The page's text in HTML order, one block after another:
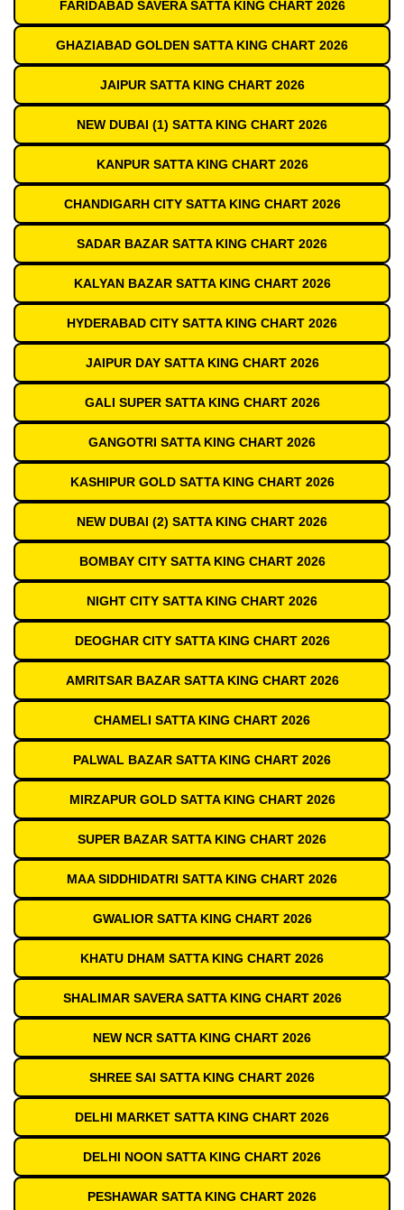
FARIDABAD SAVERA SATTA KING CHART 2026
GHAZIABAD GOLDEN SATTA KING CHART 2026
JAIPUR SATTA KING CHART 2026
NEW DUBAI (1) SATTA KING CHART 2026
KANPUR SATTA KING CHART 2026
CHANDIGARH CITY SATTA KING CHART 2026
SADAR BAZAR SATTA KING CHART 2026
KALYAN BAZAR SATTA KING CHART 2026
HYDERABAD CITY SATTA KING CHART 2026
JAIPUR DAY SATTA KING CHART 2026
GALI SUPER SATTA KING CHART 2026
GANGOTRI SATTA KING CHART 2026
KASHIPUR GOLD SATTA KING CHART 2026
NEW DUBAI (2) SATTA KING CHART 2026
BOMBAY CITY SATTA KING CHART 2026
NIGHT CITY SATTA KING CHART 2026
DEOGHAR CITY SATTA KING CHART 2026
AMRITSAR BAZAR SATTA KING CHART 2026
CHAMELI SATTA KING CHART 2026
PALWAL BAZAR SATTA KING CHART 2026
MIRZAPUR GOLD SATTA KING CHART 2026
SUPER BAZAR SATTA KING CHART 2026
MAA SIDDHIDATRI SATTA KING CHART 2026
GWALIOR SATTA KING CHART 2026
KHATU DHAM SATTA KING CHART 2026
SHALIMAR SAVERA SATTA KING CHART 2026
NEW NCR SATTA KING CHART 2026
SHREE SAI SATTA KING CHART 2026
DELHI MARKET SATTA KING CHART 2026
DELHI NOON SATTA KING CHART 2026
PESHAWAR SATTA KING CHART 2026